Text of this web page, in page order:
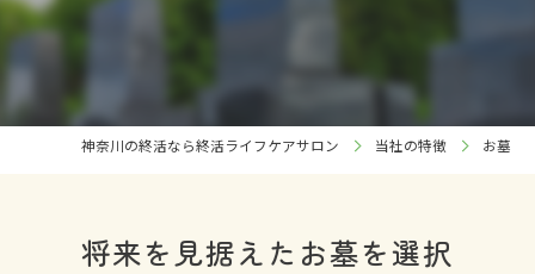
神奈川の終活なら終活ライフケアサロン 当社の特徴 お墓
将来を見据えたお墓を選択